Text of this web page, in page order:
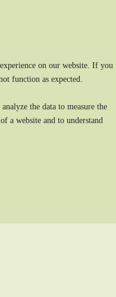
on our website. If you
function as expected.
the data to measure the
a website and to understand